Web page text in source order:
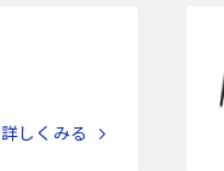
詳しくみる